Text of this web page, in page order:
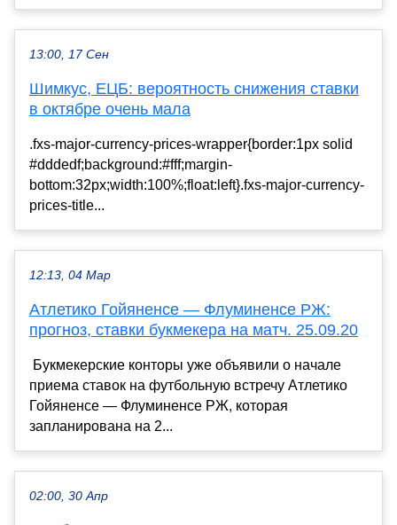
13:00, 17 Сен
Шимкус, ЕЦБ: вероятность снижения ставки
в октябре очень мала
.fxs-major-currency-prices-wrapper{border:1px solid
#dddedf;background:#fff;margin-
bottom:32px;width:100%;float:left}.fxs-major-currency-
prices-title...
12:13, 04 Мар
Атлетико Гойяненсе — Флуминенсе РЖ:
прогноз, ставки букмекера на матч. 25.09.20
Букмекерские конторы уже объявили о начале
приема ставок на футбольную встречу Атлетико
Гойяненсе — Флуминенсе РЖ, которая
запланирована на 2...
02:00, 30 Апр